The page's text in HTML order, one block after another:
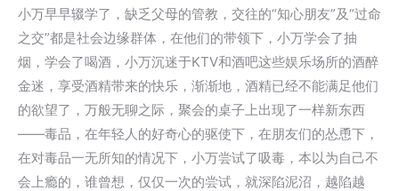
小万早早辍学了，缺乏父母的管教，交往的“知心朋友”及“过命
之交”都是社会边缘群体，在他们的带领下，小万学会了抽
烟，学会了喝酒，小万沉迷于KTV和酒吧这些娱乐场所的酒醉
金迷，享受酒精带来的快乐，渐渐地，酒精已经不能满足他们
的欲望了，万般无聊之际，聚会的桌子上出现了一样新东西
——毒品，在年轻人的好奇心的驱使下，在朋友们的怂恿下，
在对毒品一无所知的情况下，小万尝试了吸毒，本以为自己不
会上瘾的，谁曾想，仅仅一次的尝试，就深陷泥沼，越陷越